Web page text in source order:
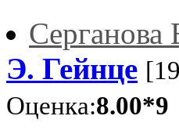
Серганова
Э. Гейнце
Оценка:8.00*9